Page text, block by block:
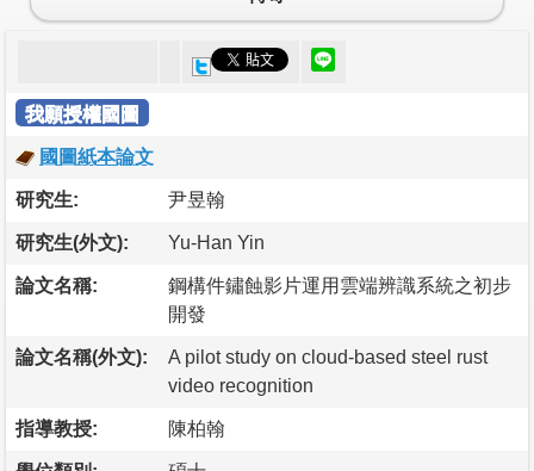
我願授權國圖
國圖紙本論文
研究生: 尹昱翰
研究生(外文): Yu-Han Yin
論文名稱:
鋼構件鏽蝕影片運用雲端辨識系統之初步
開發
論文名稱(外文):
A pilot study on cloud-based steel rust
video recognition
指導教授: 陳柏翰